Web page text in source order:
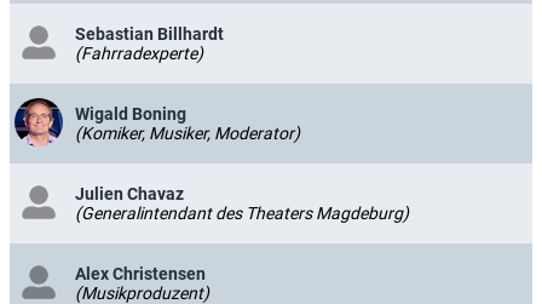
Sebastian Billhardt
(Fahrradexperte)
Wigald Boning
(Komiker, Musiker, Moderator)
Julien Chavaz
(Generalintendant des Theaters Magdeburg)
Alex Christensen
(Musikproduzent)